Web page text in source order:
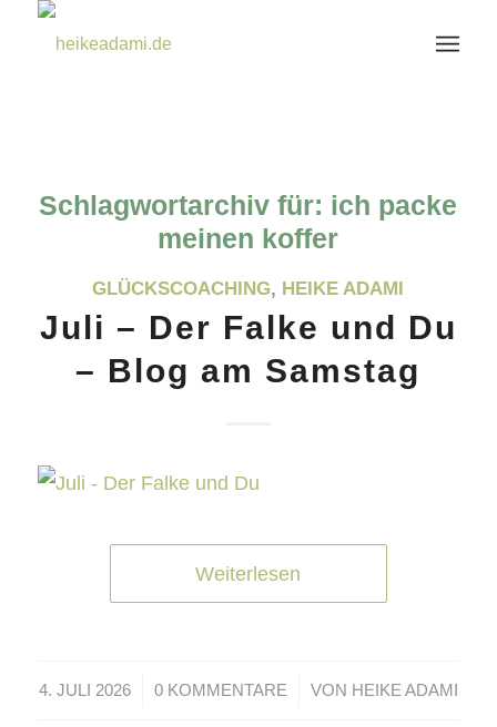
Schlagwortarchiv für: ich packe
meinen koffer
GLÜCKSCOACHING, HEIKE ADAMI
Juli – Der Falke und Du
– Blog am Samstag
Weiterlesen
4. JULI 2026
/ 0 KOMMENTARE
/ VON HEIKE ADAMI